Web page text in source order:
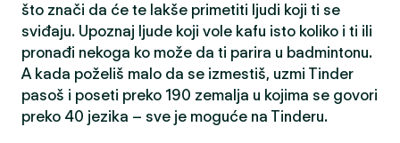
što znači da će te lakše primetiti ljudi koji ti se
sviđaju. Upoznaj ljude koji vole kafu isto koliko i ti ili
pronađi nekoga ko može da ti parira u badmintonu.
A kada poželiš malo da se izmestiš, uzmi Tinder
pasoš i poseti preko 190 zemalja u kojima se govori
preko 40 jezika – sve je moguće na Tinderu.